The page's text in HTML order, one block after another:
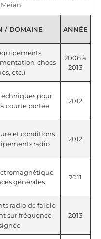
/ DOMAINE ANNÉE
chocs
etc.)
2006 à
2013
pour
courte portée
2012
et conditions
radio
2012
générales
2011
radio de faible
sur fréquence
2013